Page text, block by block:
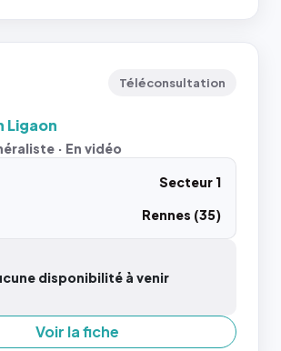
Téléconsultation
Ligaon
· En vidéo
Secteur 1
Rennes (35)
disponibilité à venir
Voir la fiche